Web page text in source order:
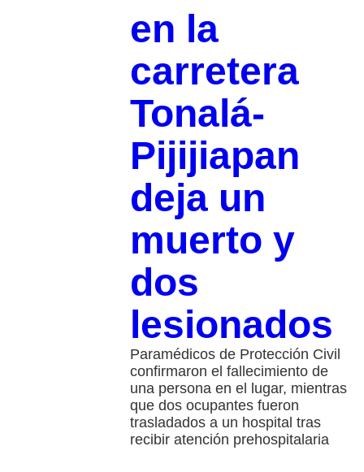
en la
carretera
Tonalá-
Pijijiapan
deja un
muerto y
dos
lesionados
Paramédicos de Protección Civil
confirmaron el fallecimiento de
una persona en el lugar, mientras
que dos ocupantes fueron
trasladados a un hospital tras
recibir atención prehospitalaria